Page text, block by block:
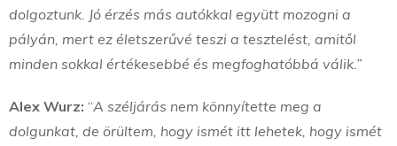
dolgoztunk. Jó érzés más autókkal együtt mozogni a
pályán, mert ez életszerűvé teszi a tesztelést, amitől
minden sokkal értékesebbé és megfoghatóbbá válik.”
Alex Wurz: “A széljárás nem könnyítette meg a
dolgunkat, de örültem, hogy ismét itt lehetek, hogy ismét